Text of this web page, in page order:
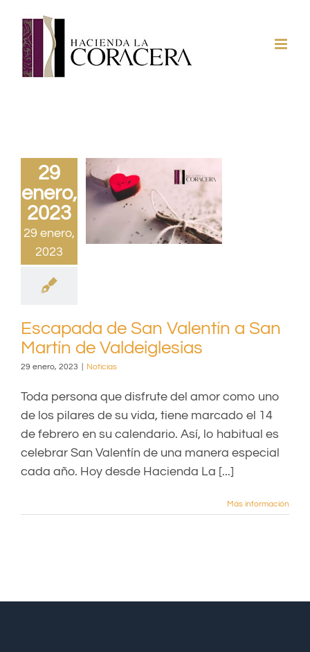
contenido
29
enero,
2023
29 enero,
2023
Escapada de San Valentín a San
Martín de Valdeiglesias
29 enero, 2023 Noticias
Toda persona que disfrute del amor como uno
de los pilares de su vida, tiene marcado el 14
de febrero en su calendario. Así, lo habitual es
celebrar San Valentín de una manera especial
cada año. Hoy desde Hacienda La [...]
Más información